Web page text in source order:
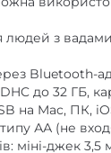
з вадами
Bluetooth-
до 32 ГБ,
на Mac, ПК,
АА (не
міні-джек 3,5